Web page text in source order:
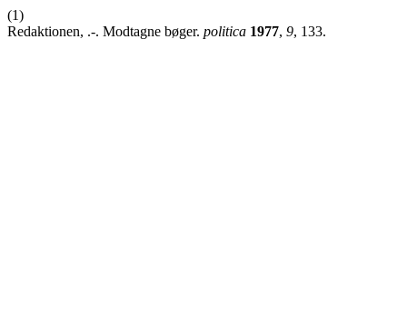
(1)
Redaktionen, .-. Modtagne bøger. politica 1977, 9, 133.